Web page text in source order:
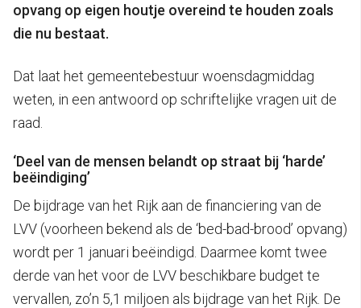
opvang op eigen houtje overeind te houden zoals
die nu bestaat.
Dat laat het gemeentebestuur woensdagmiddag
weten, in een antwoord op schriftelijke vragen uit de
raad.
‘Deel van de mensen belandt op straat bij ‘harde’
beëindiging’
De bijdrage van het Rijk aan de financiering van de
LVV (voorheen bekend als de ‘bed-bad-brood’ opvang)
wordt per 1 januari beëindigd. Daarmee komt twee
derde van het voor de LVV beschikbare budget te
vervallen, zo’n 5,1 miljoen als bijdrage van het Rijk. De